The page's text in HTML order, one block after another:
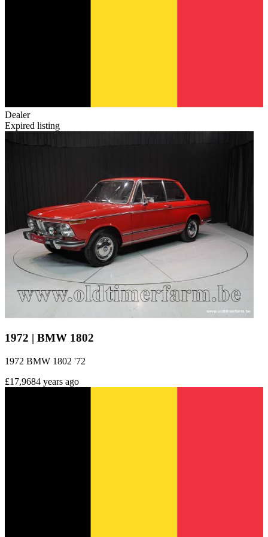
Dealer
Expired listing
1972 | BMW 1802
1972 BMW 1802 '72
£17,9684 years ago